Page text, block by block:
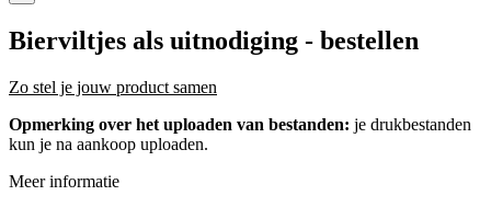
Bierviltjes als uitnodiging - bestellen
Zo stel je jouw product samen
Opmerking over het uploaden van bestanden: je drukbestanden
kun je na aankoop uploaden.
Meer informatie